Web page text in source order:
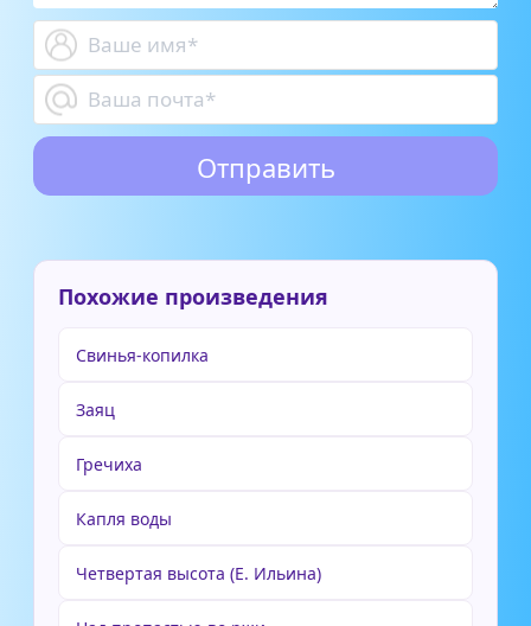
Похожие произведения
Свинья-копилка
Заяц
Гречиха
Капля воды
Четвертая высота (Е. Ильина)